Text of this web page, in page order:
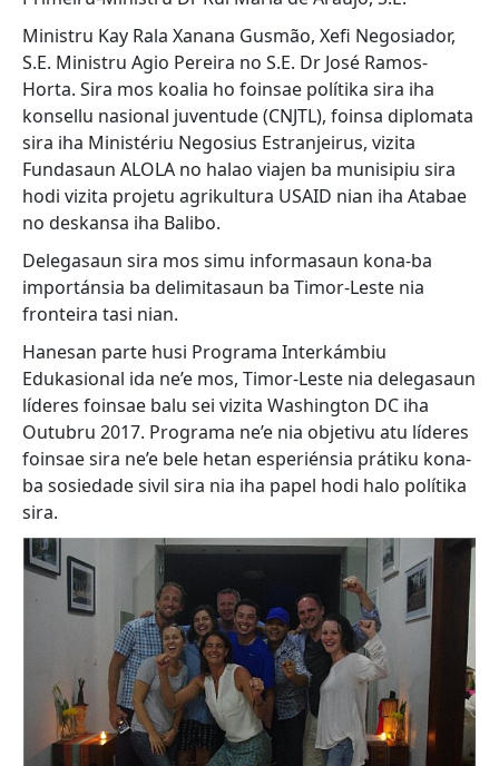
Ministru Kay Rala Xanana Gusmão, Xefi Negosiador,
S.E. Ministru Agio Pereira no S.E. Dr José Ramos-
Horta. Sira mos koalia ho foinsae polítika sira iha
konsellu nasional juventude (CNJTL), foinsa diplomata
sira iha Ministériu Negosius Estranjeirus, vizita
Fundasaun ALOLA no halao viajen ba munisipiu sira
hodi vizita projetu agrikultura USAID nian iha Atabae
no deskansa iha Balibo.
Delegasaun sira mos simu informasaun kona-ba
importánsia ba delimitasaun ba Timor-Leste nia
fronteira tasi nian.
Hanesan parte husi Programa Interkámbiu
Edukasional ida ne’e mos, Timor-Leste nia delegasaun
líderes foinsae balu sei vizita Washington DC iha
Outubru 2017. Programa ne’e nia objetivu atu líderes
foinsae sira ne’e bele hetan esperiénsia prátiku kona-
ba sosiedade sivil sira nia iha papel hodi halo polítika
sira.